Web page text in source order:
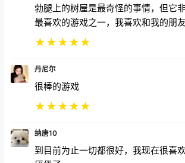
最喜欢的游戏之一，我喜欢和我的朋友
★★★★★
很棒的游戏
★★★★
到目前为止一切都很好，我现在很喜
厌倦了……